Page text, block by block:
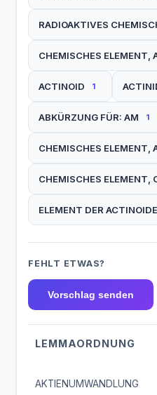
RADIOAKTIVES
CHEMISCHES ELEMENT,
ACTINOID 1
ABKÜRZUNG FÜR: AM 1
CHEMISCHES ELEMENT,
CHEMISCHES ELEMENT,
ELEMENT DER ACTINOIDE
FEHLT ETWAS?
Vorschlag senden
LEMMAORDNUNG
AKTIENUMWANDLUNG